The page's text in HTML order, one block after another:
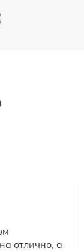
отлично, а